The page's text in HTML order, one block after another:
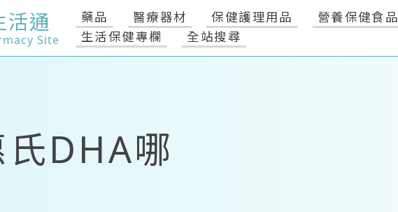
活通
Site
藥品 醫療器材 保健護理用品 營養保健食品
生活保健專欄
全站搜尋
DHA哪